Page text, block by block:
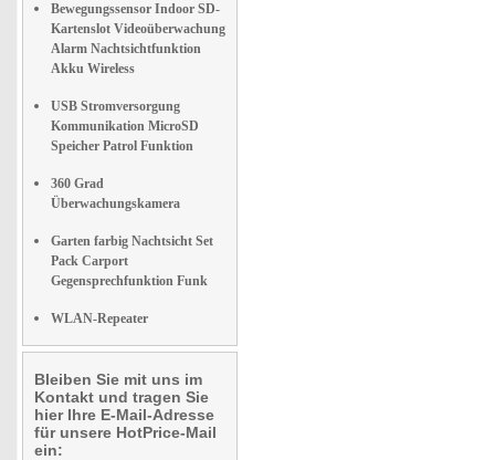
Bewegungssensor Indoor SD-
Kartenslot Videoüberwachung
Alarm Nachtsichtfunktion
Akku Wireless
USB Stromversorgung
Kommunikation MicroSD
Speicher Patrol Funktion
360 Grad
Überwachungskamera
Garten farbig Nachtsicht Set
Pack Carport
Gegensprechfunktion Funk
WLAN-Repeater
Bleiben Sie mit uns im
Kontakt und tragen Sie
hier Ihre E-Mail-Adresse
für unsere HotPrice-Mail
ein: